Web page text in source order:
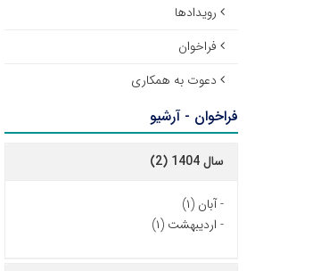
رویدادها
فراخوان
دعوت به همکاری
فراخوان - آرشیو
سال 1404 (2)
-آبان (۱)
- اردیبهشت (۱)